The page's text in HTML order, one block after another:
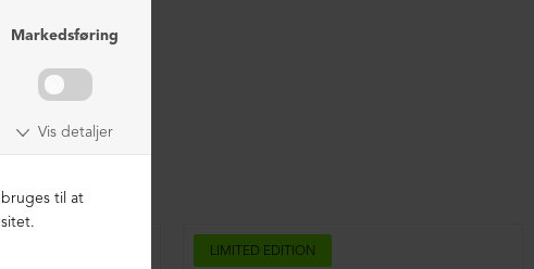
LIMITED EDITION